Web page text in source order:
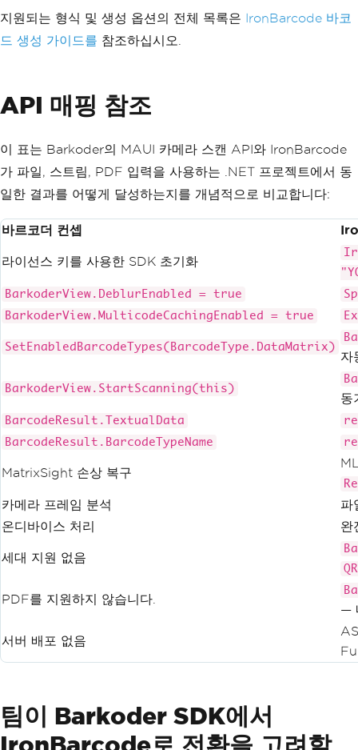
지원되는 형식 및 생성 옵션의 전체 목록은 IronBarcode 바코
드 생성 가이드를 참조하십시오.
API 매핑 참조
이 표는 Barkoder의 MAUI 카메라 스캔 API와 IronBarcode
가 파일, 스트림, PDF 입력을 사용하는 .NET 프로젝트에서 동
일한 결과를 어떻게 달성하는지를 개념적으로 비교합니다:
바르코더 컨셉
라이선스 키를 사용한 SDK 초기화
BarkoderView.DeblurEnabled = true
BarkoderView.MulticodeCachingEnabled = true
SetEnabledBarcodeTypes(BarcodeType.DataMatrix)
자
BarkoderView.StartScanning(this)
동
BarcodeResult.TextualData
BarcodeResult.BarcodeTypeName
MatrixSight 손상 복구
카메라 프레임 분석
파
온디바이스 처리
완
세대 지원 없음
PDF를 지원하지 않습니다.
—
서버 배포 없음
팀이 Barkoder SDK에서
IronBarcode로 전환을 고려할